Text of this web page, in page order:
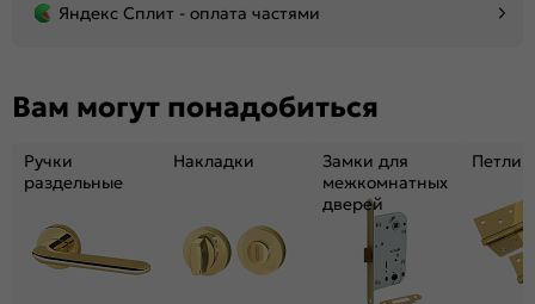
Подходит под двухстворчатый проём:
Да
высококачественного соснового бруса и
Яндекс Сплит - оплата частями
Вам могут понадобиться
Ручки
раздельные
Накладки
Замки для
межкомнатных
дверей
Петли